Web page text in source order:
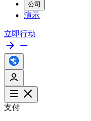
公司
演示
立即行动
支付